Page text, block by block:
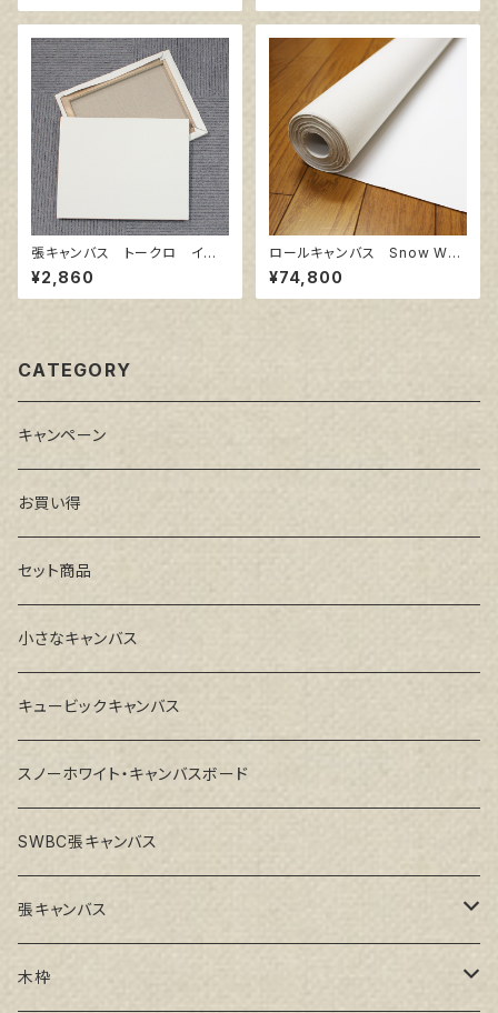
張キャンバス トークロ イエ
ロー 10号
¥2,860
ロールキャンバス Snow Whit
e SPC 206㎝巾×10m巻
¥74,800
CATEGORY
キャンペーン
お買い得
セット商品
小さなキャンバス
キュービックキャンバス
スノーホワイト・キャンバスボード
SWBC張キャンバス
張キャンバス
GAERA F(中細目)
木枠